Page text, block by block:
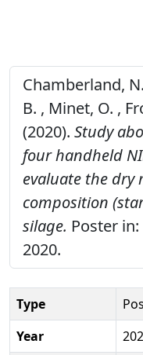
Chamberland,
B. , Minet, O. ,
(2020). Study
four handheld
evaluate the dry
composition
silage. Poster in:
2020.
Type
Year